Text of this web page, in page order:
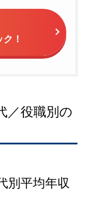
！
／役職別の
別平均年収